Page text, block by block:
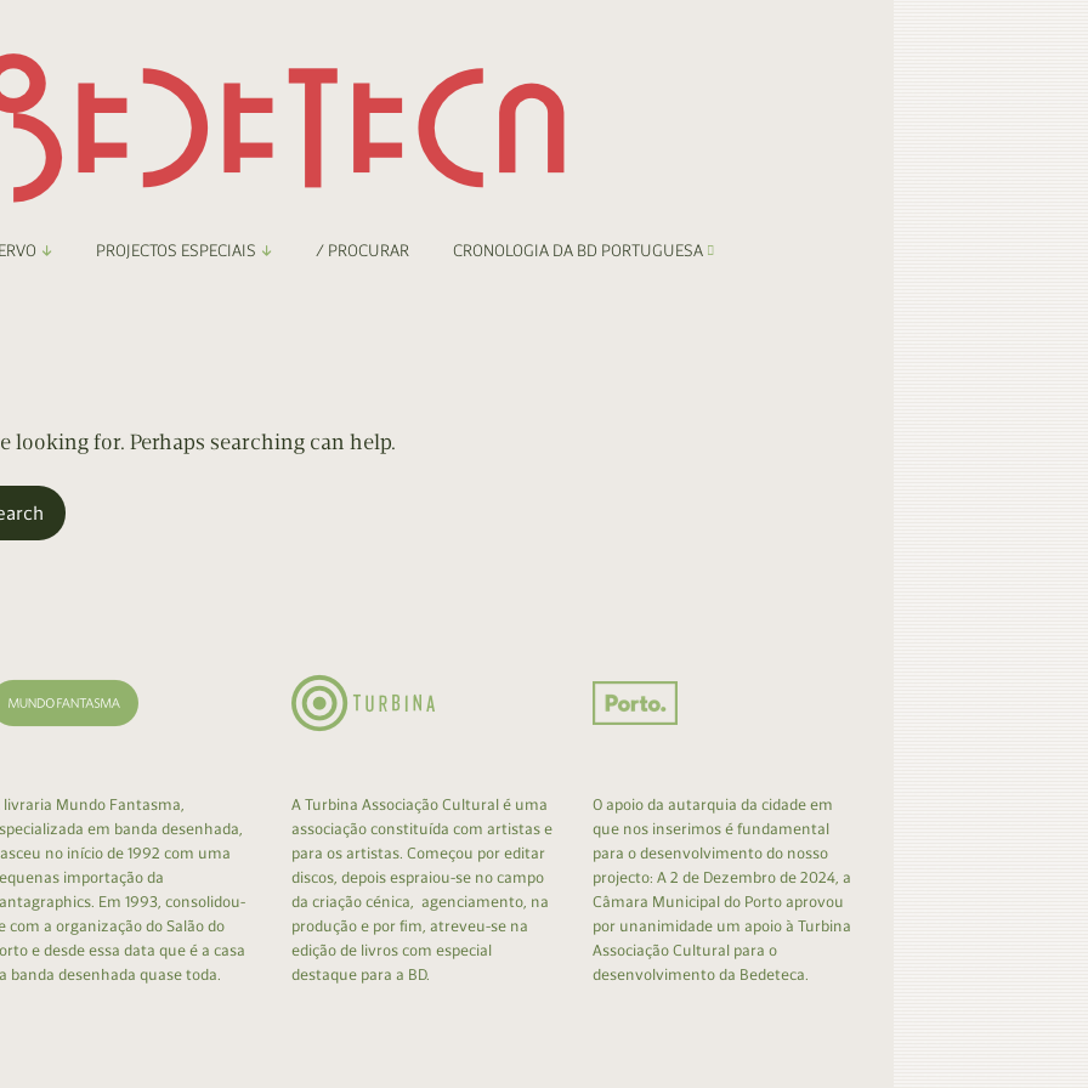
Digital
PROJECTOS ESPECIAIS / PROCURAR CRONOLOGIA DA BD PORTUGUESA
looking for. Perhaps searching can help.
livraria Mundo Fantasma,
em banda desenhada,
no início de 1992 com uma
importação da
Em 1993, consolidou-
com a organização do Salão do
e desde essa data que é a casa
banda desenhada quase toda.
A Turbina Associação Cultural é uma
associação constituída com artistas e
para os artistas. Começou por editar
discos, depois espraiou-se no campo
da criação cénica, agenciamento, na
produção e por fim, atreveu-se na
edição de livros com especial
destaque para a BD.
O apoio da autarquia da cidade em
que nos inserimos é fundamental
para o desenvolvimento do nosso
projecto: A 2 de Dezembro de 2024, a
Câmara Municipal do Porto aprovou
por unanimidade um apoio à Turbina
Associação Cultural para o
desenvolvimento da Bedeteca.